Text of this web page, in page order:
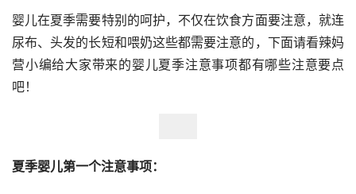
婴儿在夏季需要特别的呵护，不仅在饮食方面要注意，就连
尿布、头发的长短和喂奶这些都需要注意的，下面请看辣妈
营小编给大家带来的婴儿夏季注意事项都有哪些注意要点
吧！
夏季婴儿第一个注意事项：